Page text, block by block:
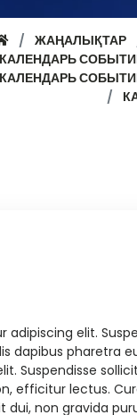
ЖАҢАЛЫҚТАР
КАЛЕНДАРЬ
КАЛЕНДАРЬ
elit.
dapibus pharetra
Suspendisse
efficitur lectus.
non gravida